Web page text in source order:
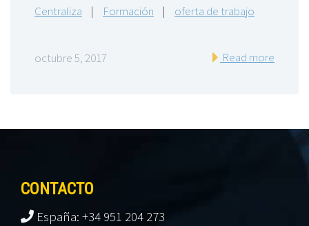
Centraliza | Formación | oferta de trabajo
octubre 5, 2017 Read more
CONTACTO
España: +34 951 204 273